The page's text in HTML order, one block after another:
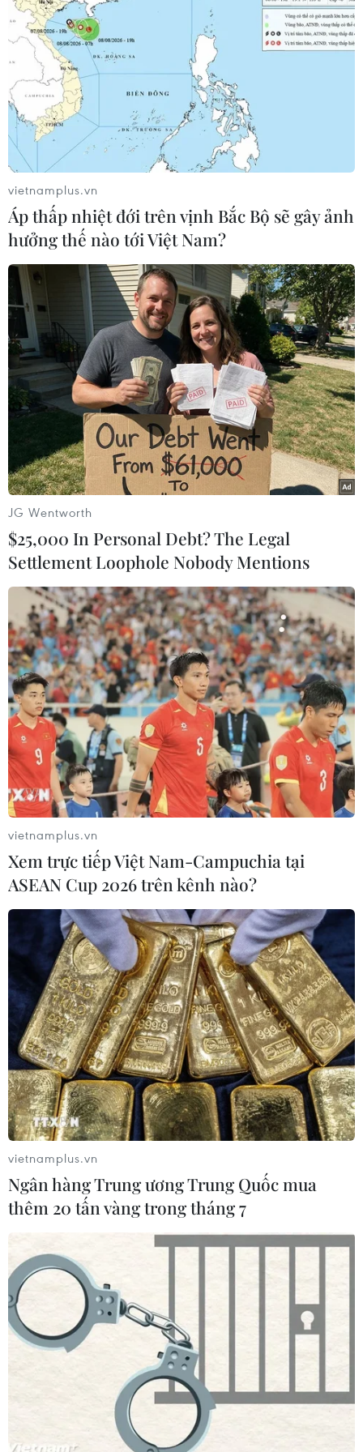
Đông Nam Á, ASEAN kêu gọi sớm nối lại đàm phán 6
bên về vấn đề hạt nhân trên bán đảo Triều Tiên, bị
ngừng trệ từ cuối 2008.
Thủ tướng sẽ tham dự Hội nghị cấp cao
đặc biệt ASEAN-Hoa Kỳ
13/02/2016 10:18
Thủ tướng Chính phủ Nguyễn Tấn Dũng sẽ dẫn đầu
Đoàn đại biểu cấp cao Việt Nam tham dự Hội nghị Cấp
cao đặc biệt ASEAN-Hoa Kỳ, được tổ chức tại
Sunnylands, bang California, Hoa Kỳ từ ngày 15-16/2.
Mỹ trấn an Thái Lan trước thềm Hội nghị
cấp cao Mỹ-ASEAN
13/02/2016 23:39
Mỹ sẽ không đề cập đến các vấn đề gây tranh cãi liên
quan đến tự do ngôn luận và các vấn đề nhân quyền
trong cuộc gặp của Tổng thống Obama với lãnh đạo
ASEAN, trong đó có Thủ tướng Thái Lan.
Hội nhập ASEAN tác động tích cực đến
ngành du lịch Việt Nam
14/02/2016 11:04
Việc hội nhập ASEAN sẽ mang lại tác động tích cục tới
sự phát triển của du lịch Việt Nam - ngành kinh tế mũi
nhọn, chuyên nghiệp trong tương lai.
vietnamplus.vn
Áp thấp nhiệt đới trên vịnh Bắc Bộ sẽ gây ảnh
hưởng thế nào tới Việt Nam?
JG Wentworth
$25,000 In Personal Debt? The Legal
Settlement Loophole Nobody Mentions
vietnamplus.vn
Xem trực tiếp Việt Nam-Campuchia tại
ASEAN Cup 2026 trên kênh nào?
vietnamplus.vn
Ngân hàng Trung ương Trung Quốc mua
thêm 20 tấn vàng trong tháng 7